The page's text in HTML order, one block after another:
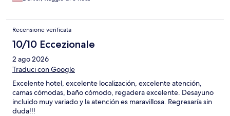
Recensione verificata
10/10 Eccezionale
2 ago 2026
Traduci con Google
Excelente hotel, excelente localización, excelente atención,
camas cómodas, baño cómodo, regadera excelente. Desayuno
incluido muy variado y la atención es maravillosa. Regresaría sin
duda!!!